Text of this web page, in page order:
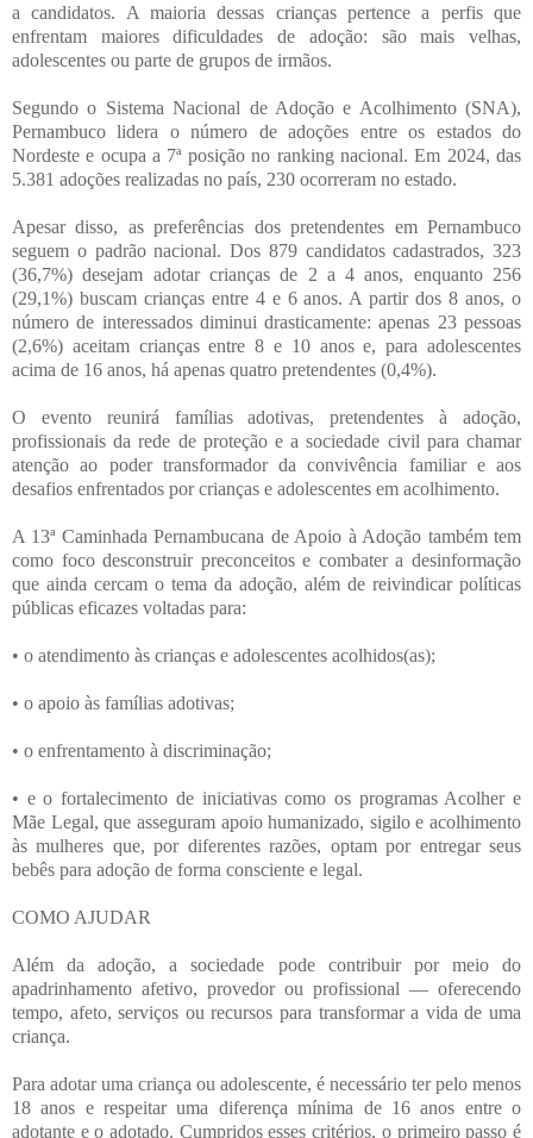
a candidatos. A maioria dessas crianças pertence a perfis que
enfrentam maiores dificuldades de adoção: são mais velhas,
adolescentes ou parte de grupos de irmãos.
Segundo o Sistema Nacional de Adoção e Acolhimento (SNA),
Pernambuco lidera o número de adoções entre os estados do
Nordeste e ocupa a 7ª posição no ranking nacional. Em 2024, das
5.381 adoções realizadas no país, 230 ocorreram no estado.
Apesar disso, as preferências dos pretendentes em Pernambuco
seguem o padrão nacional. Dos 879 candidatos cadastrados, 323
(36,7%) desejam adotar crianças de 2 a 4 anos, enquanto 256
(29,1%) buscam crianças entre 4 e 6 anos. A partir dos 8 anos, o
número de interessados diminui drasticamente: apenas 23 pessoas
(2,6%) aceitam crianças entre 8 e 10 anos e, para adolescentes
acima de 16 anos, há apenas quatro pretendentes (0,4%).
O evento reunirá famílias adotivas, pretendentes à adoção,
profissionais da rede de proteção e a sociedade civil para chamar
atenção ao poder transformador da convivência familiar e aos
desafios enfrentados por crianças e adolescentes em acolhimento.
A 13ª Caminhada Pernambucana de Apoio à Adoção também tem
como foco desconstruir preconceitos e combater a desinformação
que ainda cercam o tema da adoção, além de reivindicar políticas
públicas eficazes voltadas para:
• o atendimento às crianças e adolescentes acolhidos(as);
• o apoio às famílias adotivas;
• o enfrentamento à discriminação;
• e o fortalecimento de iniciativas como os programas Acolher e
Mãe Legal, que asseguram apoio humanizado, sigilo e acolhimento
às mulheres que, por diferentes razões, optam por entregar seus
bebês para adoção de forma consciente e legal.
COMO AJUDAR
Além da adoção, a sociedade pode contribuir por meio do
apadrinhamento afetivo, provedor ou profissional — oferecendo
tempo, afeto, serviços ou recursos para transformar a vida de uma
criança.
Para adotar uma criança ou adolescente, é necessário ter pelo menos
18 anos e respeitar uma diferença mínima de 16 anos entre o
adotante e o adotado. Cumpridos esses critérios, o primeiro passo é